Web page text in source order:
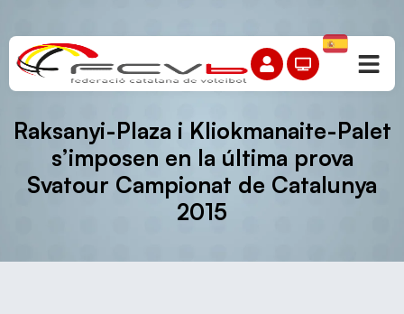
Raksanyi-Plaza i Kliokmanaite-Palet
s’imposen en la última prova
Svatour Campionat de Catalunya
2015